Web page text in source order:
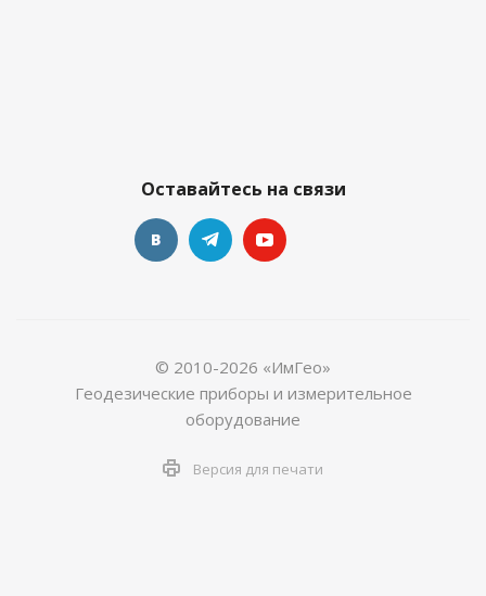
Оставайтесь на связи
© 2010-2026 «ИмГео»
Геодезические приборы и измерительное
оборудование
Версия для печати